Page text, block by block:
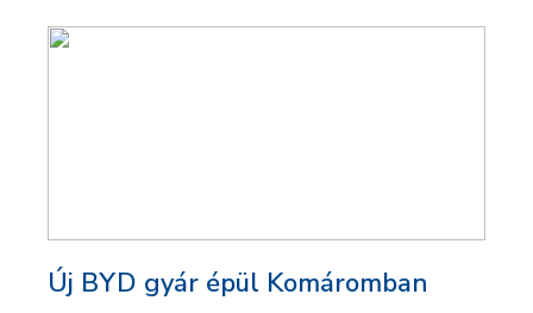
Új BYD gyár épül Komáromban